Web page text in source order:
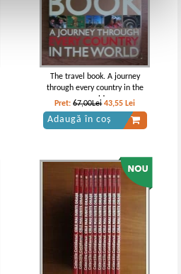
The travel book. A journey
through every country in the
world
Pret:67,00Lei 43,55 Lei
Adaugă în coș